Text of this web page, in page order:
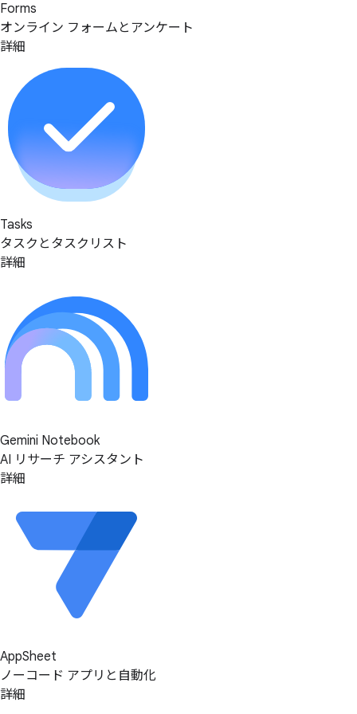
Forms
オンライン フォームとアンケート
詳細
Tasks
タスクとタスクリスト
詳細
Gemini Notebook
AI リサーチ アシスタント
詳細
AppSheet
ノーコード アプリと自動化
詳細